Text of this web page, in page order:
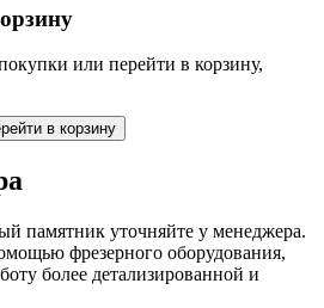
или перейти в корзину,
в корзину
памятник уточняйте у менеджера.
фрезерного оборудования,
более детализированной и